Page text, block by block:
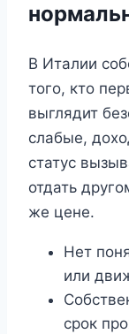
В Италии
того, кто
выглядит
слабые,
статус
отдать
же цене.
Нет
или
срок